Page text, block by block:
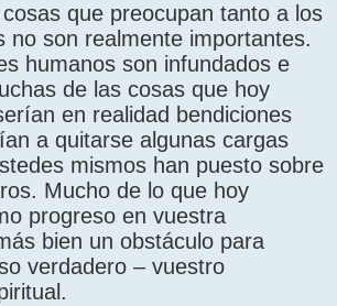
que preocupan tanto a los
no son realmente importantes.
humanos son infundados e
de las cosas que hoy
en realidad bendiciones
a quitarse algunas cargas
mismos han puesto sobre
Mucho de lo que hoy
progreso en vuestra
bien un obstáculo para
verdadero – vuestro